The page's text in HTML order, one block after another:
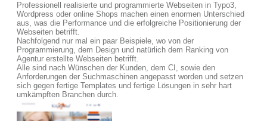
Professionell realisierte und programmierte Webseiten in Typo3,
Wordpress oder online Shops machen einen enormen Unterschied
aus, was die Performance und die erfolgreiche Positionierung der
Webseiten betrifft.
Nachfolgend nur mal ein paar Beispiele, wo von der
Programmierung, dem Design und natürlich dem Ranking von
Agentur erstellte Webseiten betrifft.
Alle sind nach Wünschen der Kunden, dem CI, sowie den
Anforderungen der Suchmaschinen angepasst worden und setzen
sich gegen fertige Templates und fertige Lösungen in sehr hart
umkämpften Branchen durch.